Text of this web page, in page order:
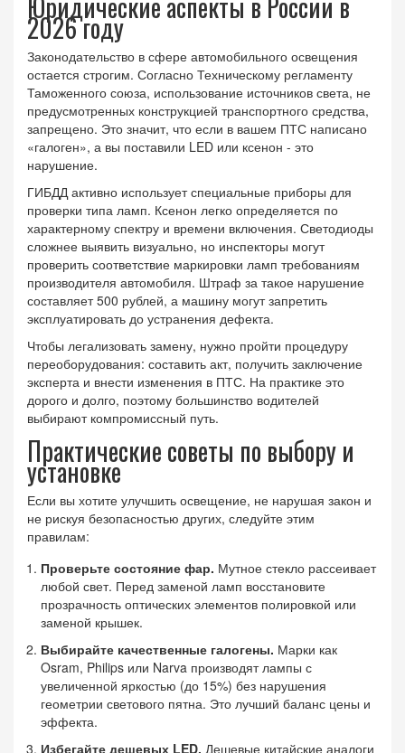
2026 году
Законодательство в сфере автомобильного освещения
остается строгим. Согласно Техническому регламенту
Таможенного союза, использование источников света, не
предусмотренных конструкцией транспортного средства,
запрещено. Это значит, что если в вашем ПТС написано
«галоген», а вы поставили LED или ксенон - это
нарушение.
ГИБДД активно использует специальные приборы для
проверки типа ламп. Ксенон легко определяется по
характерному спектру и времени включения. Светодиоды
сложнее выявить визуально, но инспекторы могут
проверить соответствие маркировки ламп требованиям
производителя автомобиля. Штраф за такое нарушение
составляет 500 рублей, а машину могут запретить
эксплуатировать до устранения дефекта.
Чтобы легализовать замену, нужно пройти процедуру
переоборудования: составить акт, получить заключение
эксперта и внести изменения в ПТС. На практике это
дорого и долго, поэтому большинство водителей
выбирают компромиссный путь.
Практические советы по выбору и
установке
Если вы хотите улучшить освещение, не нарушая закон и
не рискуя безопасностью других, следуйте этим
правилам:
Проверьте состояние фар. Мутное стекло рассеивает
любой свет. Перед заменой ламп восстановите
прозрачность оптических элементов полировкой или
заменой крышек.
Выбирайте качественные галогены. Марки как
Osram, Philips или Narva производят лампы с
увеличенной яркостью (до 15%) без нарушения
геометрии светового пятна. Это лучший баланс цены и
эффекта.
Избегайте дешевых LED. Дешевые китайские аналоги